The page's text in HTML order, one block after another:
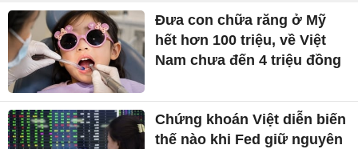
Đưa con chữa răng ở Mỹ
hết hơn 100 triệu, về Việt
Nam chưa đến 4 triệu đồng
Chứng khoán Việt diễn biến
thế nào khi Fed giữ nguyên